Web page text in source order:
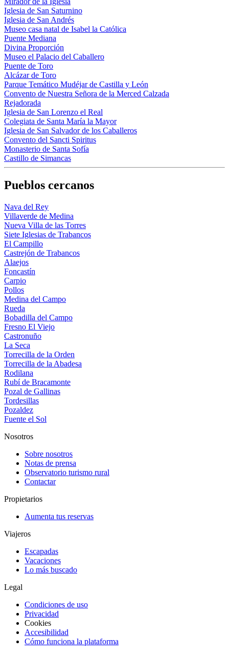
Iglesia de San Saturnino
Iglesia de San Andrés
Museo casa natal de Isabel la Católica
Puente Mediana
Divina Proporción
Museo el Palacio del Caballero
Puente de Toro
Alcázar de Toro
Parque Temático Mudéjar de Castilla y León
Convento de Nuestra Señora de la Merced Calzada
Rejadorada
Iglesia de San Lorenzo el Real
Colegiata de Santa María la Mayor
Iglesia de San Salvador de los Caballeros
Convento del Sancti Spiritus
Monasterio de Santa Sofía
Castillo de Simancas
Pueblos cercanos
Nava del Rey
Villaverde de Medina
Nueva Villa de las Torres
Siete Iglesias de Trabancos
El Campillo
Castrejón de Trabancos
Alaejos
Foncastín
Carpio
Pollos
Medina del Campo
Rueda
Bobadilla del Campo
Fresno El Viejo
Castronuño
La Seca
Torrecilla de la Orden
Torrecilla de la Abadesa
Rodilana
Rubí de Bracamonte
Pozal de Gallinas
Tordesillas
Pozaldez
Fuente el Sol
Nosotros
Sobre nosotros
Notas de prensa
Observatorio turismo rural
Contactar
Propietarios
Aumenta tus reservas
Viajeros
Escapadas
Vacaciones
Lo más buscado
Legal
Condiciones de uso
Privacidad
Cookies
Accesibilidad
Cómo funciona la plataforma